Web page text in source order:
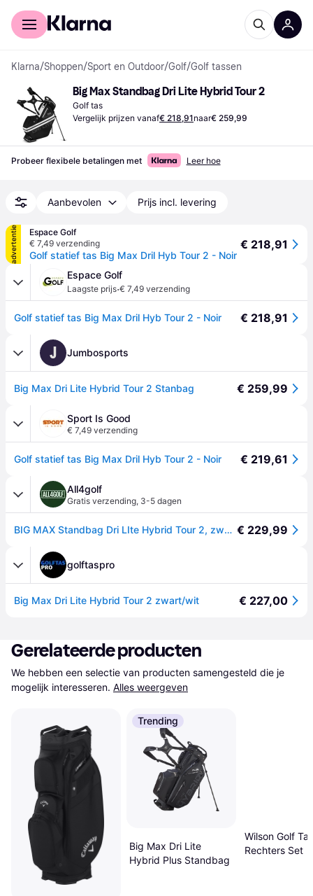
Voor shoppers
Klarna/Shoppen/Sport en Outdoor/Golf/Golf tassen
Big Max Standbag Dri Lite Hybrid Tour 2
Golf tas
Vergelijk prijzen vanaf€ 218,91naar€ 259,99
Probeer flexibele betalingen met Leer hoe
Aanbevolen Prijs incl. levering
advertentie
Espace Golf
€ 7,49 verzending
Golf statief tas Big Max Dril Hyb Tour 2 - Noir
€ 218,91
Espace Golf
Laagste prijs·€ 7,49 verzending
Golf statief tas Big Max Dril Hyb Tour 2 - Noir € 218,91
J Jumbosports
Big Max Dri Lite Hybrid Tour 2 Stanbag € 259,99
Sport Is Good
€ 7,49 verzending
Golf statief tas Big Max Dril Hyb Tour 2 - Noir € 219,61
All4golf
Gratis verzending, 3-5 dagen
BIG MAX Standbag Dri LIte Hybrid Tour 2, zwart/wit € 229,99
golftaspro
Big Max Dri Lite Hybrid Tour 2 zwart/wit € 227,00
Gerelateerde producten
We hebben een selectie van producten samengesteld die je
mogelijk interesseren. Alles weergeven
Trending
Big Max Dri Lite
Hybrid Plus Standbag
Wilson Golf
Rechters Set